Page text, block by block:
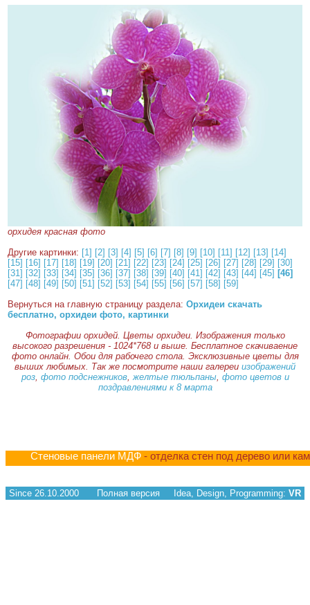
орхидея красная фото
Другие картинки: [1] [2] [3] [4] [5] [6] [7] [8] [9] [10] [11] [12] [13] [14]
[15] [16] [17] [18] [19] [20] [21] [22] [23] [24] [25] [26] [27] [28] [29] [30]
[31] [32] [33] [34] [35] [36] [37] [38] [39] [40] [41] [42] [43] [44] [45] [46]
[47] [48] [49] [50] [51] [52] [53] [54] [55] [56] [57] [58] [59]
Вернуться на главную страницу раздела: Орхидеи скачать
бесплатно, орхидеи фото, картинки
Фотографии орхидей. Цветы орхидеи. Изображения только
высокого разрешения - 1024*768 и выше. Бесплатное скачиваение
фото онлайн. Обои для рабочего стола. Эксклюзивные цветы для
выших любимых. Так же посмотрите наши галереи изображений
роз, фото подснежников, желтые тюльпаны, фото цветов и
поздравлениями к 8 марта
Стеновые панели МДФ - отделка стен под дерево или
Since 26.10.2000 Полная версия Idea, Design, Programming: VR